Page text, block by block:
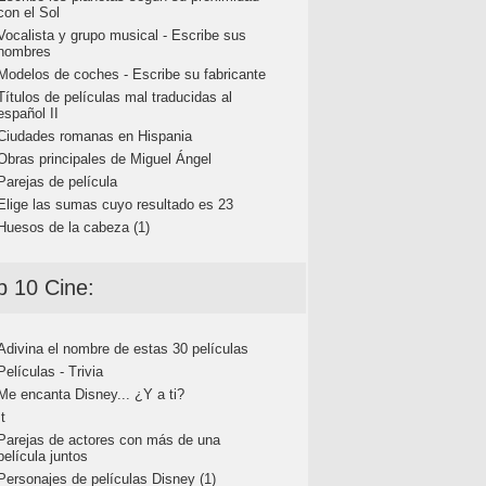
el Sol
y grupo musical - Escribe sus
de coches - Escribe su fabricante
de películas mal traducidas al
II
romanas en Hispania
principales de Miguel Ángel
de película
las sumas cuyo resultado es 23
de la cabeza (1)
10 Cine:
el nombre de estas 30 películas
- Trivia
encanta Disney... ¿Y a ti?
de actores con más de una
juntos
de películas Disney (1)